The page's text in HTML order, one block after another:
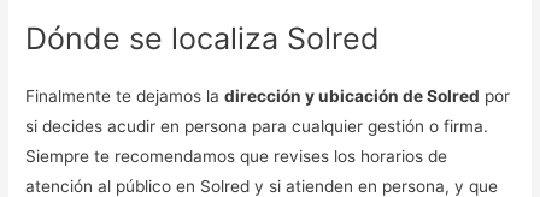
Dónde se localiza Solred
Finalmente te dejamos ladirección y ubicación de Solred por
si decides acudir en persona para cualquier gestión o firma.
Siempre te recomendamos que revises los horarios de
atención al público en Solred y si atienden en persona, y que